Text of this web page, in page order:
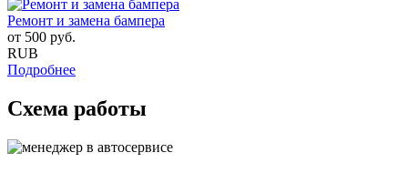
Ремонт и замена бампера
от 500 руб.
RUB
Подробнее
Схема работы